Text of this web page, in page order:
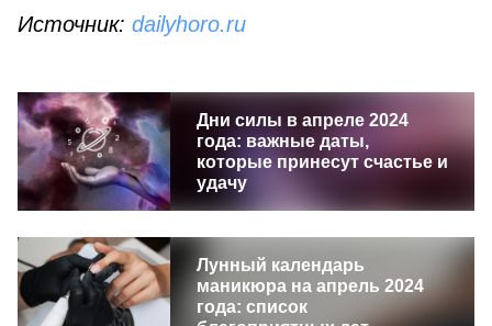
Источник: dailyhoro.ru
Дни силы в апреле 2024
года: важные даты,
которые принесут счастье и
удачу
Лунный календарь
маникюра на апрель 2024
года: список